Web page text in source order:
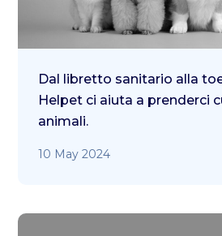
Dal libretto sanitario alla
Helpet ci aiuta a prenderci
animali.
10 May 2024